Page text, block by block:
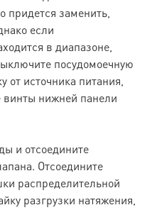
придется заменить,
если
в диапазоне,
посудомоечную
от источника питания,
винты нижней панели
и отсоедините
Отсоедините
распределительной
разгрузки натяжения,